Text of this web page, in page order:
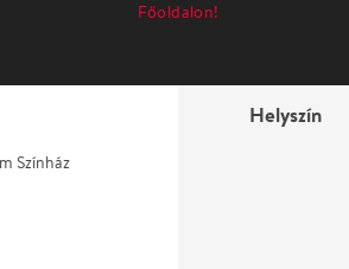
Főoldalon!
Színház
Helyszín